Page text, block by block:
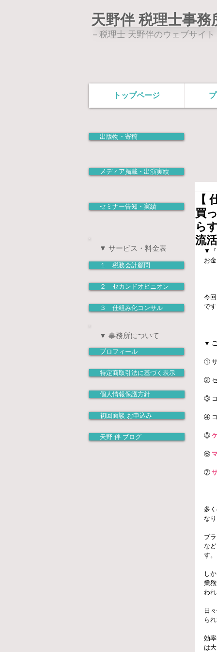
－税理士 天野伴のウェブサイト
天野伴 税理士事務
トップページ
【
買
ら
流
▼『
お
今
で
▼
①
②
③
④
⑤
⑥
⑦
多
な
ブ
な
す。
し
業
わ
日
ら
効
は
出版物・寄稿
セミナー告知・実績
１ 税務会計顧問
３ 仕組み化コンサル
２ セカンドオピニオン
プロフィール
初回面談 お申込み
特定商取引法に基づく表示
個人情報保護方針
天野 伴 ブログ
▼ サービス・料金表
▼ 事務所について
メディア掲載・出演実績